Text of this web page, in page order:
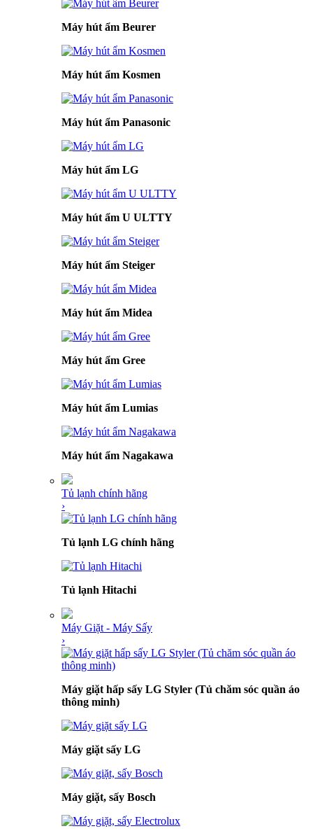
Máy hút ẩm Beurer
Máy hút ẩm Kosmen
Máy hút ẩm Panasonic
Máy hút ẩm LG
Máy hút ẩm U ULTTY
Máy hút ẩm Steiger
Máy hút ẩm Midea
Máy hút ẩm Gree
Máy hút ẩm Lumias
Máy hút ẩm Nagakawa
Tủ lạnh chính hãng
›
Tủ lạnh LG chính hãng
Tủ lạnh Hitachi
Máy Giặt - Máy Sấy
›
Máy giặt hấp sấy LG Styler (Tủ chăm sóc quần áo
thông minh)
Máy giặt sấy LG
Máy giặt, sấy Bosch